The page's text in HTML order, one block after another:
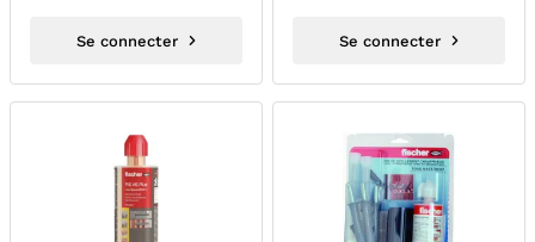
Se connecter Se connecter